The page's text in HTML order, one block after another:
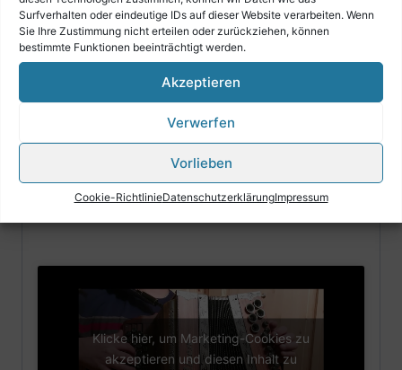
Surfverhalten oder eindeutige IDs auf dieser Website verarbeiten. Wenn
Sie Ihre Zustimmung nicht erteilen oder zurückziehen, können
bestimmte Funktionen beeinträchtigt werden.
Akzeptieren
Verwerfen
Vorlieben
Cookie-RichtlinieDatenschutzerklärungImpressum
Wir bieten hochwertige All-Inklusive Harmonika´s mit
Bassbodenleder, Knöpfe) der Preis bleibt gleich!
Klicke hier, um Marketing-Cookies zu
akzeptieren und diesen Inhalt zu